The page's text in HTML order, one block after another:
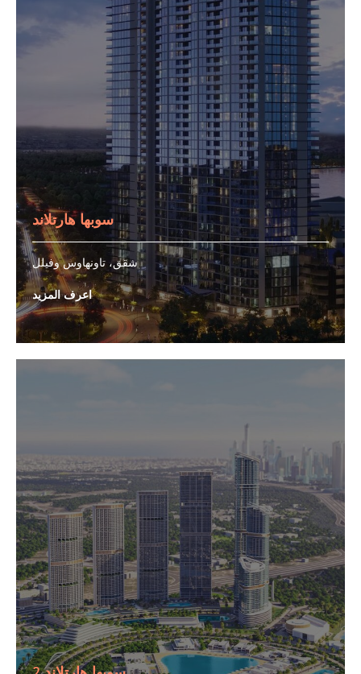
سوبها هارتلاند
شقق، تاونهاوس وفيلل
اعرف المزيد